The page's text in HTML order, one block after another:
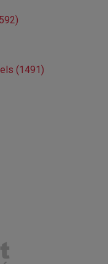
(1491)